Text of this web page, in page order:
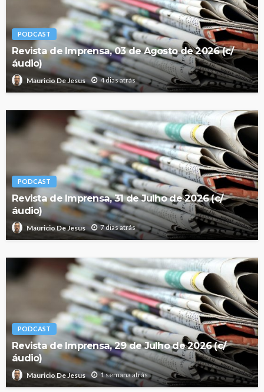
PODCAST
Revista de Imprensa, 03 de Agosto de 2026 (c/
áudio)
Mauricio De Jesus 4 dias atrás
PODCAST
Revista de Imprensa, 31 de Julho de 2026 (c/
áudio)
Mauricio De Jesus 7 dias atrás
PODCAST
Revista de Imprensa, 29 de Julho de 2026 (c/
áudio)
Mauricio De Jesus 1 semana atrás